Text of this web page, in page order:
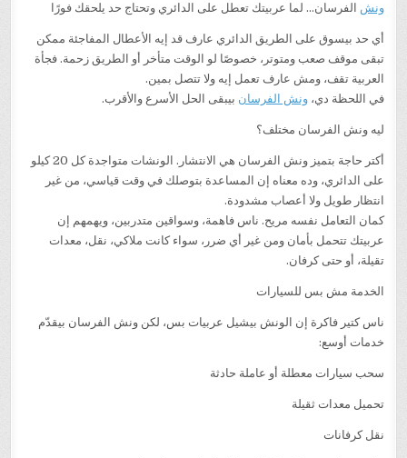
ونش الفرسان… لما عربيتك تعطل على الدائري وتحتاج حد يلحقك فورًا
أي حد بيسوق على الطريق الدائري عارف قد إيه الأعطال المفاجئة ممكن
تبقى موقف صعب ومتوتر، خصوصًا لو الوقت متأخر أو الطريق زحمة. فجأة
العربية تقف، ومش عارف تعمل إيه ولا تتصل بمين.
في اللحظة دي،ونش الفرسان بيبقى الحل الأسرع والأقرب.
ليه ونش الفرسان مختلف؟
أكتر حاجة بتميز ونش الفرسان هي الانتشار. الونشات متواجدة كل 20 كيلو
على الدائري، وده معناه إن المساعدة بتوصلك في وقت قياسي، من غير
انتظار طويل ولا أعصاب مشدودة.
كمان التعامل نفسه مريح. ناس فاهمة، وسواقين متدربين، ويهمهم إن
عربيتك تتحمل بأمان ومن غير أي ضرر، سواء كانت ملاكي، نقل، معدات
تقيلة، أو حتى كرفان.
الخدمة مش بس للسيارات
ناس كتير فاكرة إن الونش بيشيل عربيات بس، لكن ونش الفرسان بيقدّم
خدمات أوسع:
سحب سيارات معطلة أو عاملة حادثة
تحميل معدات ثقيلة
نقل كرفانات